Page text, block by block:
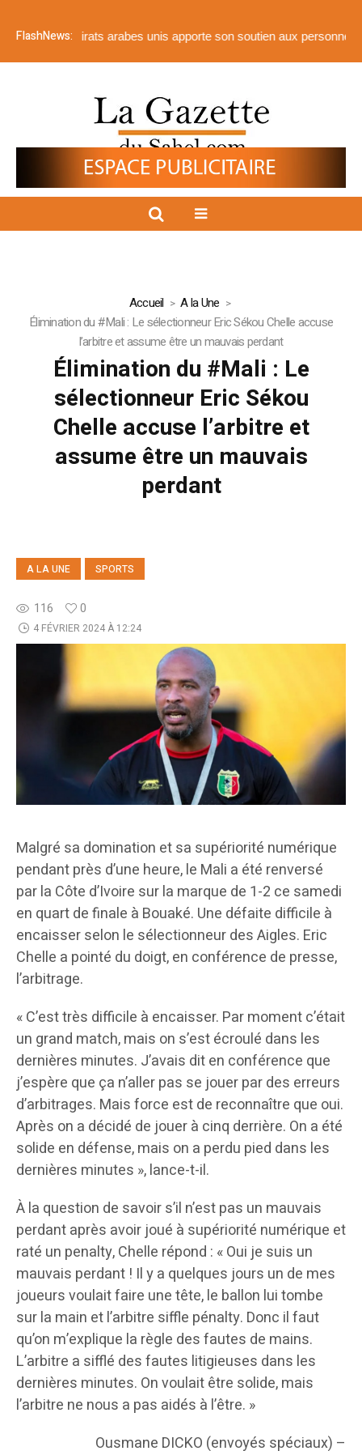
FlashNews:
des Émirats arabes unis apporte son soutien aux personnes
Accueil
A la Une
Élimination du #Mali : Le sélectionneur Eric Sékou Chelle accuse
l’arbitre et assume être un mauvais perdant
Élimination du #Mali : Le
sélectionneur Eric Sékou
Chelle accuse l’arbitre et
assume être un mauvais
perdant
A LA UNE SPORTS
116 0
4 FÉVRIER 2024 À 12:24
Malgré sa domination et sa supériorité numérique
pendant près d’une heure, le Mali a été renversé
par la Côte d’Ivoire sur la marque de 1-2 ce samedi
en quart de finale à Bouaké. Une défaite difficile à
encaisser selon le sélectionneur des Aigles. Eric
Chelle a pointé du doigt, en conférence de presse,
l’arbitrage.
« C’est très difficile à encaisser. Par moment c’était
un grand match, mais on s’est écroulé dans les
dernières minutes. J’avais dit en conférence que
j’espère que ça n’aller pas se jouer par des erreurs
d’arbitrages. Mais force est de reconnaître que oui.
Après on a décidé de jouer à cinq derrière. On a été
solide en défense, mais on a perdu pied dans les
dernières minutes », lance-t-il.
À la question de savoir s’il n’est pas un mauvais
perdant après avoir joué à supériorité numérique et
raté un penalty, Chelle répond : « Oui je suis un
mauvais perdant ! Il y a quelques jours un de mes
joueurs voulait faire une tête, le ballon lui tombe
sur la main et l’arbitre siffle pénalty. Donc il faut
qu’on m’explique la règle des fautes de mains.
L’arbitre a sifflé des fautes litigieuses dans les
dernières minutes. On voulait être solide, mais
l’arbitre ne nous a pas aidés à l’être. »
Ousmane DICKO (envoyés spéciaux) –